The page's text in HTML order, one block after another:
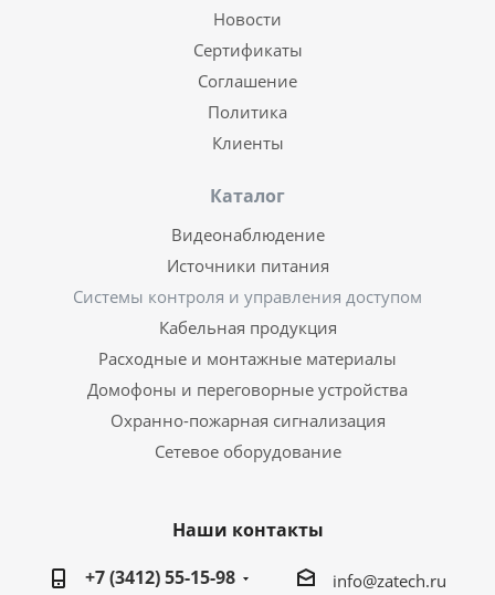
Новости
Сертификаты
Соглашение
Политика
Клиенты
Каталог
Видеонаблюдение
Источники питания
Системы контроля и управления доступом
Кабельная продукция
Расходные и монтажные материалы
Домофоны и переговорные устройства
Охранно-пожарная сигнализация
Сетевое оборудование
Наши контакты
+7 (3412) 55-15-98
info@zatech.ru